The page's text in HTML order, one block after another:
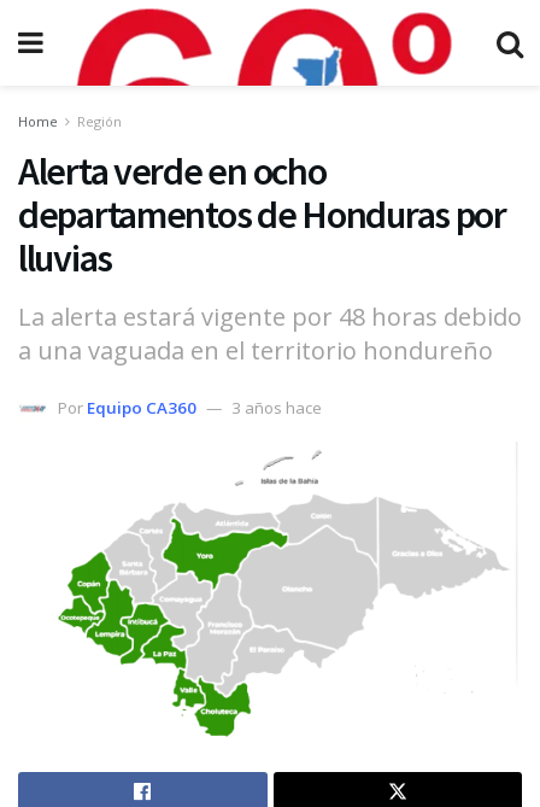
Home Región
Alerta verde en ocho
departamentos de Honduras por
lluvias
La alerta estará vigente por 48 horas debido
a una vaguada en el territorio hondureño
Por Equipo CA360 3 años hace